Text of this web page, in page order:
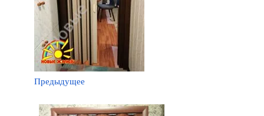
Предыдущее